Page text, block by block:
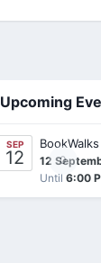
Upcoming
SEP
12 0
12
Until 6:00